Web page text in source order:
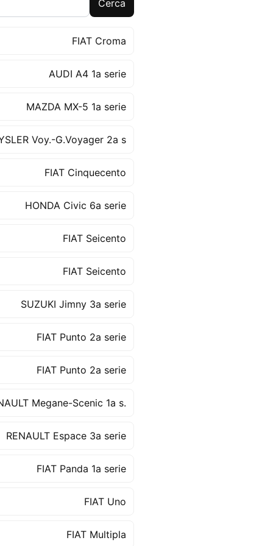
Cerca
FIAT Croma
AUDI A4 1a serie
MAZDA MX-5 1a serie
Voy.-G.Voyager 2a s
FIAT Cinquecento
HONDA Civic 6a serie
FIAT Seicento
FIAT Seicento
SUZUKI Jimny 3a serie
FIAT Punto 2a serie
FIAT Punto 2a serie
Megane-Scenic 1a s.
RENAULT Espace 3a serie
FIAT Panda 1a serie
FIAT Uno
FIAT Multipla